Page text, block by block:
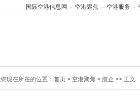
国际空港信息网 - 空港聚焦 - 空港服务 -
您现在所在的位置： 首页 > 空港聚焦 > 航企 >> 正文